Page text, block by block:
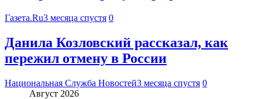
Газета.Ru3 месяца спустя 0
Данила Козловский рассказал, как
пережил отмену в России
Национальная Служба Новостей3 месяца спустя 0
Август 2026